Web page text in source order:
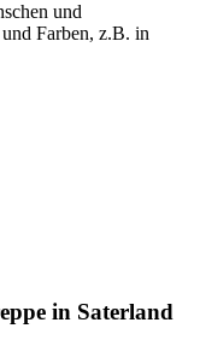
und
Farben, z.B. in
in Saterland